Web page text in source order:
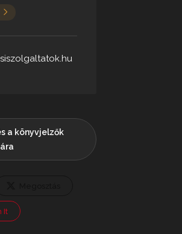
a könyvjelzők
It